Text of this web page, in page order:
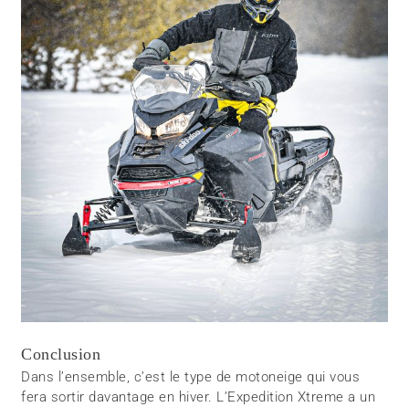
Conclusion
Dans l’ensemble, c’est le type de motoneige qui vous
fera sortir davantage en hiver. L’Expedition Xtreme a un